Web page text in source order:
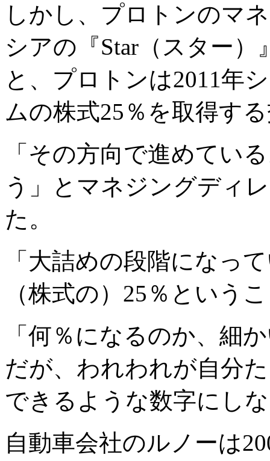
しかし、プロトンのマ
シアの『Star（スター
と、プロトンは2011年
ムの株式25％を取得す
「その方向で進めてい
う」とマネジングディ
た。
「大詰めの段階になっ
（株式の）25％という
「何％になるのか、細
だが、われわれが自分
できるような数字にし
自動車会社のルノーは